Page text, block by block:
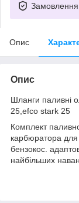
Замовлення
Опис
Опис
Шланги паливні
25,efco stark 25
Комплект
карбюратора для
бензокос.
найбільших